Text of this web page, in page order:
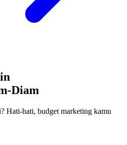
Diam
Hati-hati, budget marketing kamu